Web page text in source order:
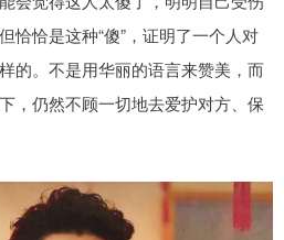
恰恰是这种“傻”，证明了一个人对
的。不是用华丽的语言来赞美，而
，仍然不顾一切地去爱护对方、保